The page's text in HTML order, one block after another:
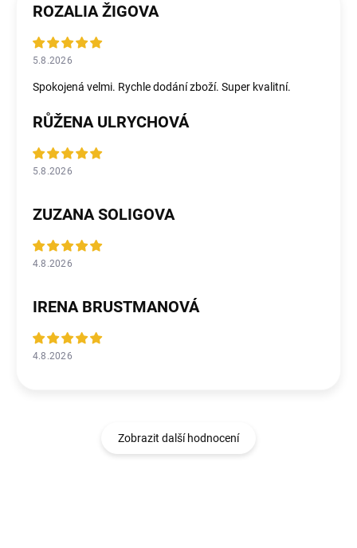
ROZALIA ŽIGOVA
5.8.2026
Spokojená velmi. Rychle dodání zboží. Super kvalitní.
RŮŽENA ULRYCHOVÁ
5.8.2026
ZUZANA SOLIGOVA
4.8.2026
IRENA BRUSTMANOVÁ
4.8.2026
Zobrazit další hodnocení